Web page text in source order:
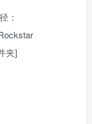
：
夹]